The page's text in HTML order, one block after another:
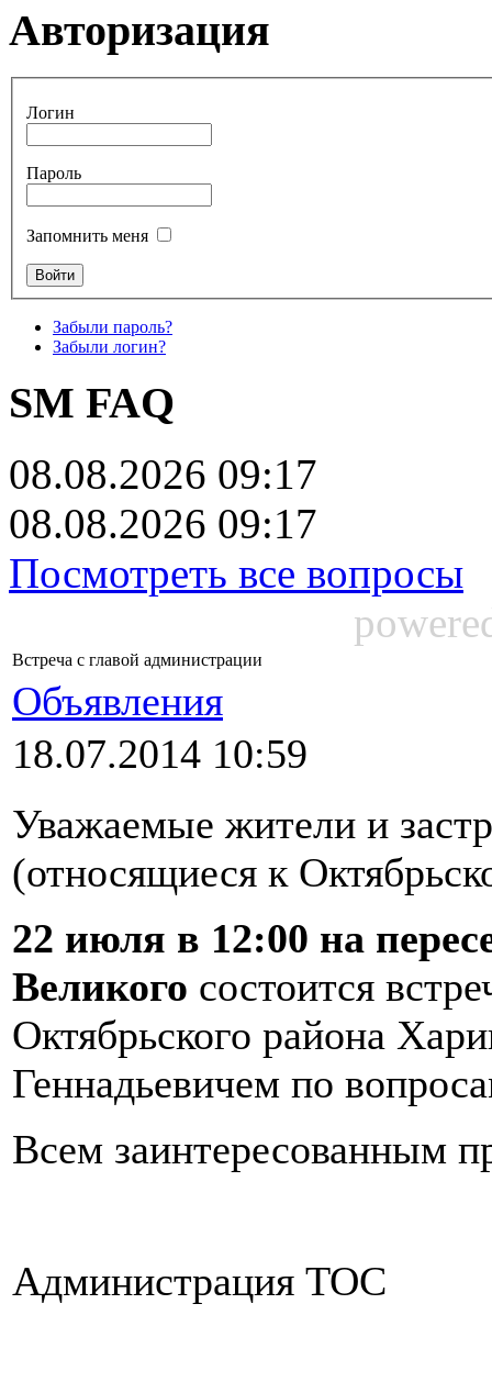
Авторизация
Логин
Пароль
Запомнить меня
Забыли пароль?
Забыли логин?
SM FAQ
08.08.2026 09:17
08.08.2026 09:17
Посмотреть все вопросы
Встреча с главой администрации
Объявления
18.07.2014 10:59
Уважаемые жители и
(относящиеся к
22 июля в 12:00 на
Великого состоится
Октябрьского района
Геннадьевичем по
Всем заинтересованным
Администрация ТОС